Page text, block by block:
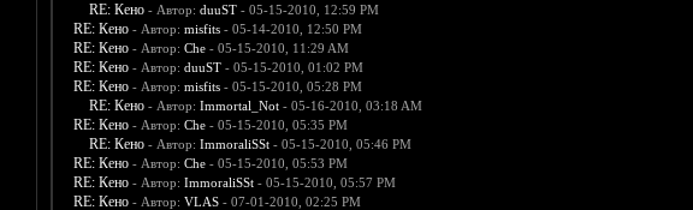
RE: Кено - Автор: duuST- 05-15-2010, 12:59 PM
RE: Кено - Автор: misfits- 05-14-2010, 12:50 PM
RE: Кено - Автор: Che- 05-15-2010, 11:29 AM
RE: Кено - Автор: duuST- 05-15-2010, 01:02 PM
RE: Кено - Автор: misfits- 05-15-2010, 05:28 PM
RE: Кено - Автор: Immortal_Not- 05-16-2010, 03:18 AM
RE: Кено - Автор: Che- 05-15-2010, 05:35 PM
RE: Кено - Автор: ImmoraliSSt- 05-15-2010, 05:46 PM
RE: Кено - Автор: Che- 05-15-2010, 05:53 PM
RE: Кено - Автор: ImmoraliSSt- 05-15-2010, 05:57 PM
RE: Кено - Автор: VLAS- 07-01-2010, 02:25 PM